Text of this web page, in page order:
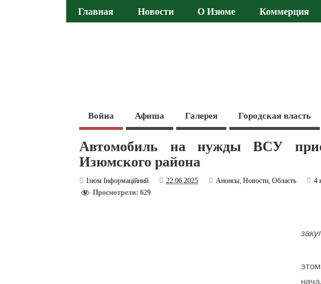
Главная Новости О Изюме Коммерция
Война Афиша Галерея Городская власть
Автомобиль на нужды ВСУ
Изюмского района
Ізюм Інформаційний 22.06.2025 Анонсы,Новости,Область
4
Просмотрели: 629